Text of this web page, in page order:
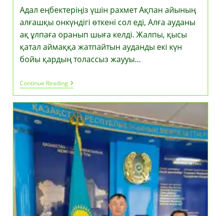
Адал еңбектеріңіз үшін рахмет Ақпан айының
алғашқы онкүндігі өткені сол еді, Алға ауданы
ақ ұлпаға оранып шыға келді. Жалпы, қысы
қатал аймаққа жатпайтын ауданды екі күн
бойы қардың толассыз жаууы…
Continue ReadingАдал
Еңбектеріңіз
Үшін
Рахмет